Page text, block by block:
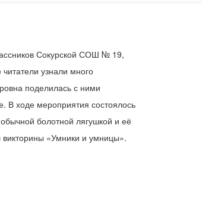
Сокурской СОШ № 19,
узнали много
поделилась с ними
В ходе мероприятия состоялось
болотной лягушкой и её
«Умники и умницы».